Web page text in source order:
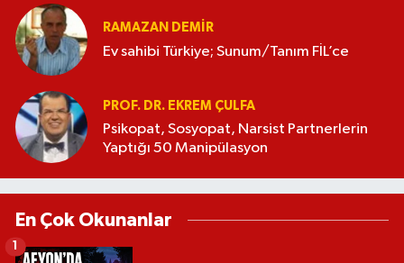
RAMAZAN DEMİR
Ev sahibi Türkiye; Sunum/Tanım FİL’ce
PROF. DR. EKREM ÇULFA
Psikopat, Sosyopat, Narsist Partnerlerin
Yaptığı 50 Manipülasyon
En Çok Okunanlar
1